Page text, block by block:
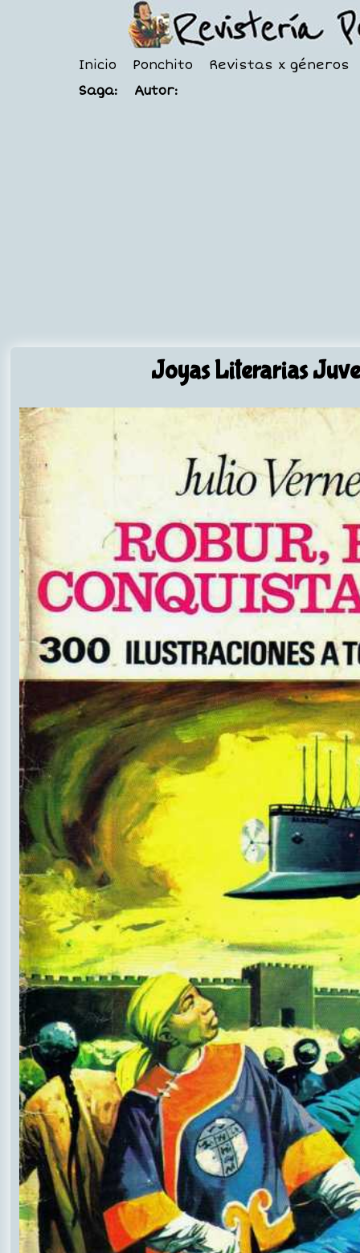
Inicio Ponchito
Revistas x géneros
Saga:
Autor:
Joyas Literarias